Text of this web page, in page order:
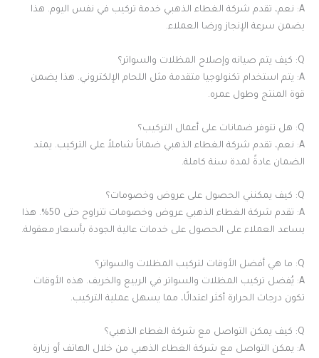
A: نعم، تقدم شركة الغطاء الذهبي خدمة تركيب في نفس اليوم. هذا
يضمن سرعة الإنجاز ورضا العملاء.
Q: كيف يتم صيانه وإصلاح المظلات والسواتر؟
A: يتم استخدام تكنولوجيا متقدمة مثل اللحام الإلكتروني. هذا يضمن
قوة المنتج وطول عمره.
Q: هل تتوفر ضمانات على أعمال التركيب؟
A: نعم، تقدم شركة الغطاء الذهبي ضماناً شاملاً على التركيب. يمتد
الضمان عادةً لمدة سنة كاملة.
Q: كيف يمكنني الحصول على عروض وخصومات؟
A: تقدم شركة الغطاء الذهبي عروض وخصومات تتراوح حتى 50%. هذا
يساعد العملاء على الحصول على خدمات عالية الجودة بأسعار معقولة.
Q: ما هي أفضل الأوقات لتركيب المظلات والسواتر؟
A: يُفضل تركيب المظلات والسواتر في الربيع والخريف. هذه الأوقات
تكون درجات الحرارة أكثر اعتدالًا، مما يسهل عملية التركيب.
Q: كيف يمكن التواصل مع شركة الغطاء الذهبي؟
A: يمكن التواصل مع شركة الغطاء الذهبي من خلال الهاتف أو زيارة